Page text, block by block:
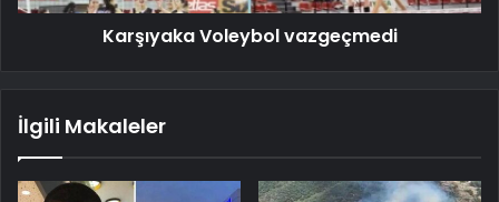
Karşıyaka Voleybol vazgeçmedi
İlgili Makaleler